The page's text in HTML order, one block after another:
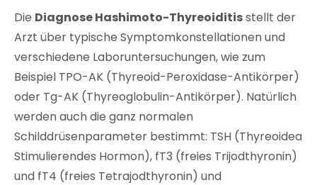
Die Diagnose Hashimoto-Thyreoiditisstellt der
Arzt über typische Symptomkonstellationen und
verschiedene Laboruntersuchungen, wie zum
Beispiel TPO-AK (Thyreoid-Peroxidase-Antikörper)
oder Tg-AK (Thyreoglobulin-Antikörper). Natürlich
werden auch die ganz normalen
Schilddrüsenparameter bestimmt: TSH (Thyreoidea
Stimulierendes Hormon), fT3 (freies Trijodthyronin)
und fT4 (freies Tetrajodthyronin) und